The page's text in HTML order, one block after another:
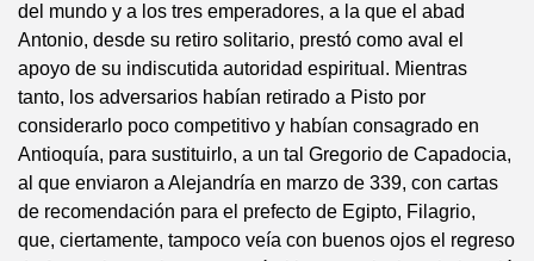
del mundo y a los tres emperadores, a la que el abad
Antonio, desde su retiro solitario, prestó como aval el
apoyo de su indiscutida autoridad espiritual. Mientras
tanto, los adversarios habían retirado a Pisto por
considerarlo poco competitivo y habían consagrado en
Antioquía, para sustituirlo, a un tal Gregorio de Capadocia,
al que enviaron a Alejandría en marzo de 339, con cartas
de recomendación para el prefecto de Egipto, Filagrio,
que, ciertamente, tampoco veía con buenos ojos el regreso